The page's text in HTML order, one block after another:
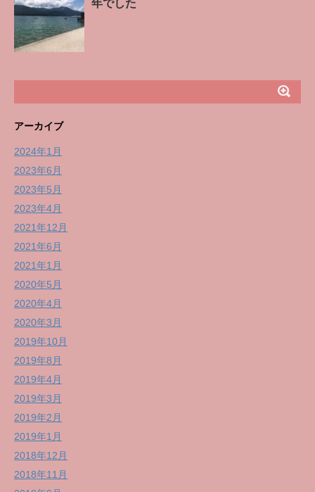
年でした
アーカイブ
2024年1月
2023年6月
2023年5月
2023年4月
2021年12月
2021年6月
2021年1月
2020年5月
2020年4月
2020年3月
2019年10月
2019年8月
2019年4月
2019年3月
2019年2月
2019年1月
2018年12月
2018年11月